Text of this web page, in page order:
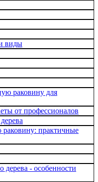
виды
раковину для
от профессионалов
практичные
дерева - особенности